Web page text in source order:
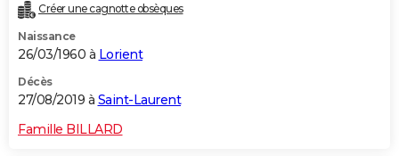
Créer une cagnotte obsèques
Naissance
26/03/1960 à Lorient
Décès
27/08/2019 à Saint-Laurent
Famille BILLARD